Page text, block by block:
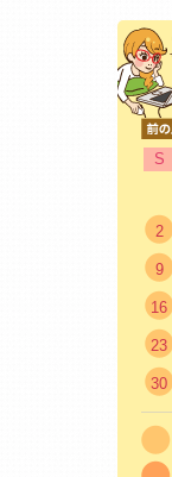
S
2
9
16
23
30